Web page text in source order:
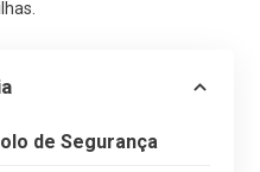
de Segurança